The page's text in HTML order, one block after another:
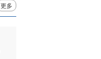
更多